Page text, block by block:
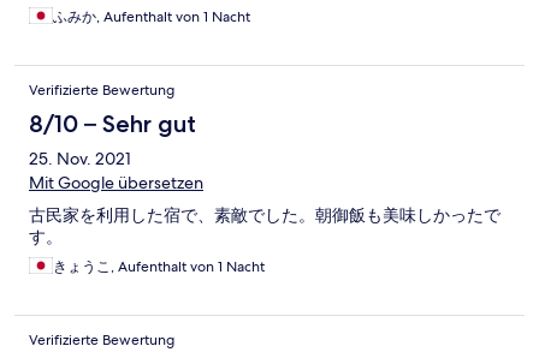
ふみか, Aufenthalt von 1 Nacht
Verifizierte Bewertung
8/10 – Sehr gut
25. Nov. 2021
Mit Google übersetzen
古民家を利用した宿で、素敵でした。朝御飯も美味しかったで
す。
きょうこ, Aufenthalt von 1 Nacht
Verifizierte Bewertung